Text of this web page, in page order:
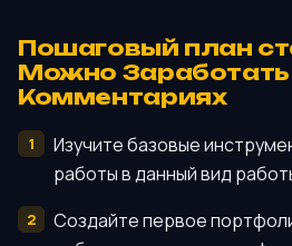
Пошаговый план
Можно
Комментариях
Изучите базовые
работы в данный вид
Создайте первое